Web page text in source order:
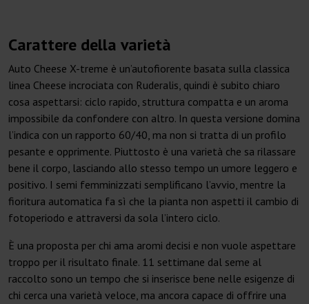
Carattere della varietà
Auto Cheese X-treme è un’autofiorente basata sulla classica
linea Cheese incrociata con Ruderalis, quindi è subito chiaro
cosa aspettarsi: ciclo rapido, struttura compatta e un aroma
impossibile da confondere con altro. In questa versione domina
l’indica con un rapporto 60/40, ma non si tratta di un profilo
pesante e opprimente. Piuttosto è una varietà che sa rilassare
bene il corpo, lasciando allo stesso tempo un umore leggero e
positivo. I semi femminizzati semplificano l’avvio, mentre la
fioritura automatica fa sì che la pianta non aspetti il cambio di
fotoperiodo e attraversi da sola l’intero ciclo.
È una proposta per chi ama aromi decisi e non vuole aspettare
troppo per il risultato finale. 11 settimane dal seme al
raccolto sono un tempo che si inserisce bene nelle esigenze di
chi cerca una varietà veloce, ma ancora capace di offrire una